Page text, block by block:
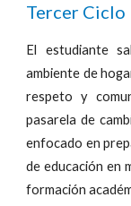
Tercer Ciclo
El estudiante
ambiente de
respeto y
pasarela de
enfocado en
de educación en
formación